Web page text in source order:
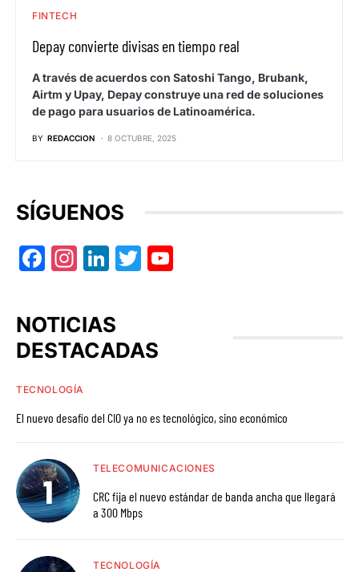
FINTECH
Depay convierte divisas en tiempo real
A través de acuerdos con Satoshi Tango, Brubank,
Airtm y Upay, Depay construye una red de soluciones
de pago para usuarios de Latinoamérica.
BY REDACCION 8 OCTUBRE, 2025
SÍGUENOS
Facebook
Instagram
LinkedIn
Twitter
NOTICIAS
DESTACADAS
TECNOLOGÍA
El nuevo desafío del CIO ya no es tecnológico, sino económico
TELECOMUNICACIONES
CRC fija el nuevo estándar de banda ancha que llegará
a 300 Mbps
TECNOLOGÍA